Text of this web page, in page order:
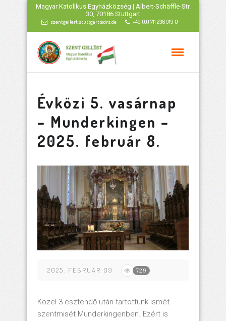
Magyar Katolikus Egyházközség | Albert-Schäffle-Str.
30, 70186 Stuttgart
szentgellert.stuttgart@drs.de +49 (0) 711 236 919 0
Évközi 5. vasárnap
– Munderkingen –
2025. február 8.
2025. FEBRUAR 09 729
Közel 3 esztendő után tartottunk ismét
szentmisét Munderkingenben. Ezért is